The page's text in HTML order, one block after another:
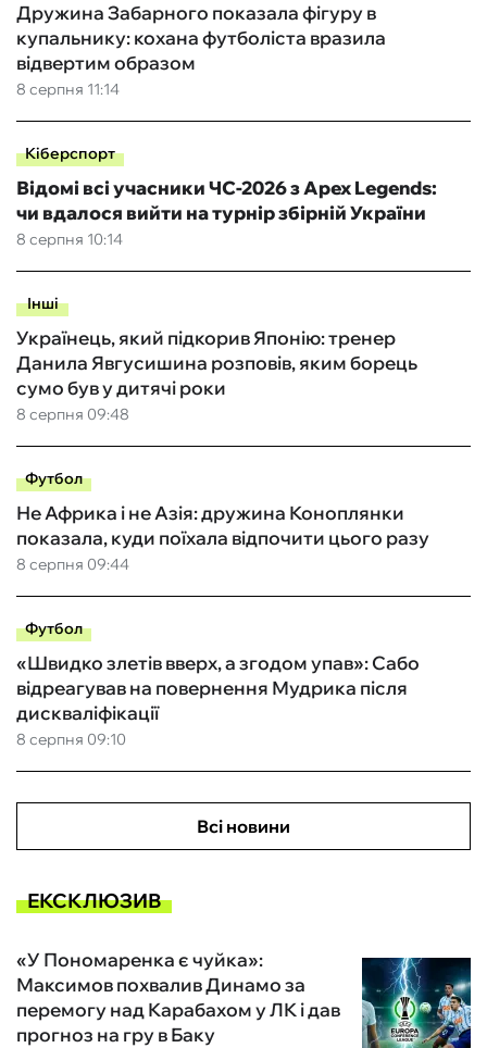
8 серпня 11:14
Дружина Забарного показала фігуру в
купальнику: кохана футболіста вразила
відвертим образом
Кіберспорт
8 серпня 10:14
Відомі всі учасники ЧС-2026 з Apex Legends:
чи вдалося вийти на турнір збірній України
Інші
8 серпня 09:48
Українець, який підкорив Японію: тренер
Данила Явгусишина розповів, яким борець
сумо був у дитячі роки
Футбол
8 серпня 09:44
Не Африка і не Азія: дружина Коноплянки
показала, куди поїхала відпочити цього разу
Футбол
8 серпня 09:10
«Швидко злетів вверх, а згодом упав»: Сабо
відреагував на повернення Мудрика після
дискваліфікації
Всі новини
ЕКСКЛЮЗИВ
«У Пономаренка є чуйка»:
Максимов похвалив Динамо за
перемогу над Карабахом у ЛК і дав
прогноз на гру в Баку